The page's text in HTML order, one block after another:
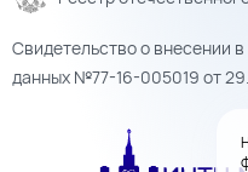
Свидетельство о внесении
данных №77-16-005019 от